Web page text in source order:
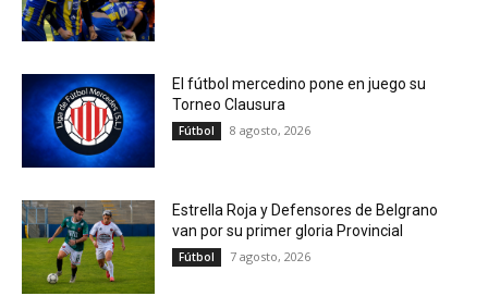
El fútbol mercedino pone en juego su
Torneo Clausura
Fútbol 8 agosto, 2026
Estrella Roja y Defensores de Belgrano
van por su primer gloria Provincial
Fútbol 7 agosto, 2026